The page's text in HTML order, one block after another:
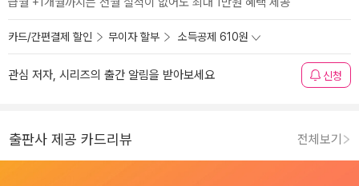
카드/간편결제 할인 무이자 할부 소득공제 610원
관심 저자, 시리즈의 출간 알림을 받아보세요 신청
출판사 제공 카드리뷰 전체보기